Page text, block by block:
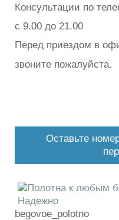
Консультации по
с 9.00 до 21.00
Перед приездом в
звоните пожалуйста.
Оставьте
begovoe_polotno